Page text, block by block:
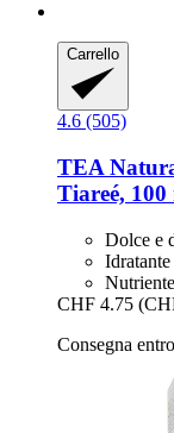
Carrello
4.6 (505)
TEA
Tiareé, 100
Dolce e
Idratante
Nutriente
CHF 4.75
Consegna